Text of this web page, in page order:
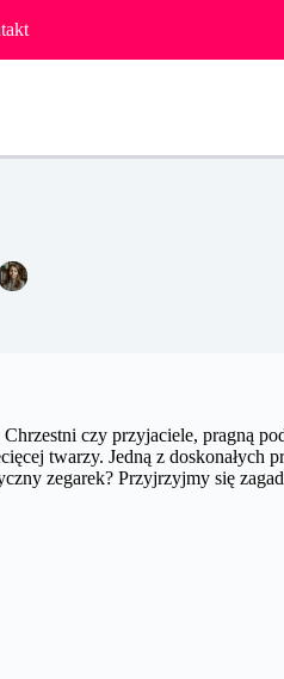
czy przyjaciele, pragną
twarzy. Jedną z doskonałych
zegarek? Przyjrzyjmy się